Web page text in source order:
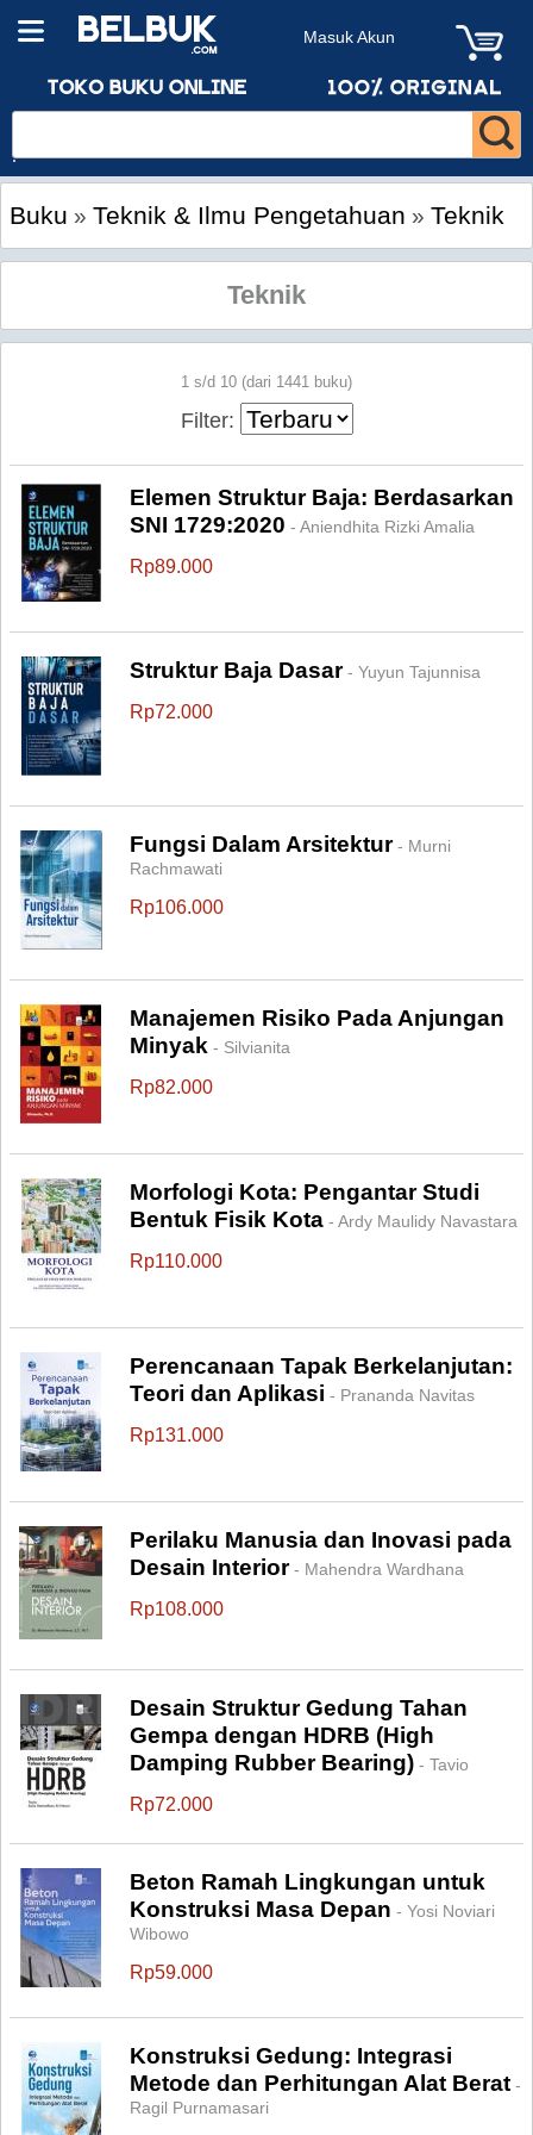
Masuk Akun
Buku » Teknik & Ilmu Pengetahuan » Teknik
Teknik
1 s/d 10 (dari 1441 buku)
Filter:
Elemen Struktur Baja: Berdasarkan
SNI 1729:2020 - Aniendhita Rizki Amalia
Rp89.000
Struktur Baja Dasar- Yuyun Tajunnisa
Rp72.000
Fungsi Dalam Arsitektur- Murni
Rachmawati
Rp106.000
Manajemen Risiko Pada Anjungan
Minyak - Silvianita
Rp82.000
Morfologi Kota: Pengantar Studi
Bentuk Fisik Kota - Ardy Maulidy Navastara
Rp110.000
Perencanaan Tapak Berkelanjutan:
Teori dan Aplikasi - Prananda Navitas
Rp131.000
Perilaku Manusia dan Inovasi pada
Desain Interior- Mahendra Wardhana
Rp108.000
Desain Struktur Gedung Tahan
Gempa dengan HDRB (High
Damping Rubber Bearing) - Tavio
Rp72.000
Beton Ramah Lingkungan untuk
Konstruksi Masa Depan - Yosi Noviari
Wibowo
Rp59.000
Konstruksi Gedung: Integrasi
Metode dan Perhitungan Alat Berat -
Ragil Purnamasari